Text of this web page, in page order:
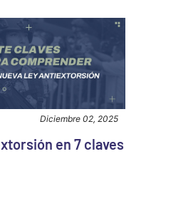
Diciembre 02, 2025
en 7 claves